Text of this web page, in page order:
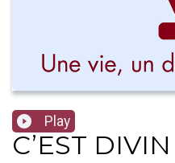
Play
C’EST DIVIN